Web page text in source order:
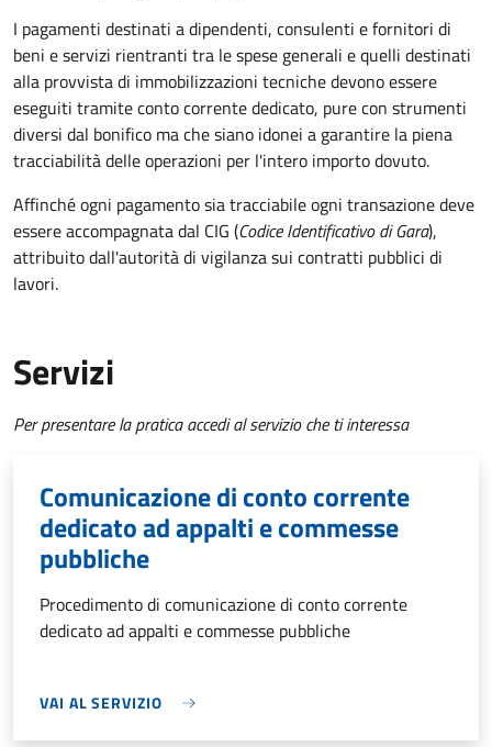
I pagamenti destinati a dipendenti, consulenti e fornitori di
beni e servizi rientranti tra le spese generali e quelli destinati
alla provvista di immobilizzazioni tecniche devono essere
eseguiti tramite conto corrente dedicato, pure con strumenti
diversi dal bonifico ma che siano idonei a garantire la piena
tracciabilità delle operazioni per l'intero importo dovuto.
Affinché ogni pagamento sia tracciabile ogni transazione deve
essere accompagnata dal CIG (Codice Identificativo di Gara),
attribuito dall'autorità di vigilanza sui contratti pubblici di
lavori.
Servizi
Per presentare la pratica accedi al servizio che ti interessa
Comunicazione di conto corrente
dedicato ad appalti e commesse
pubbliche
Procedimento di comunicazione di conto corrente
dedicato ad appalti e commesse pubbliche
VAI AL SERVIZIO